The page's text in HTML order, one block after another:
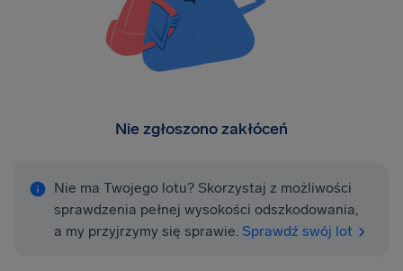
Nie zgłoszono zakłóceń
Nie ma Twojego lotu? Skorzystaj z możliwości
sprawdzenia pełnej wysokości odszkodowania,
a my przyjrzymy się sprawie. Sprawdź swój lot